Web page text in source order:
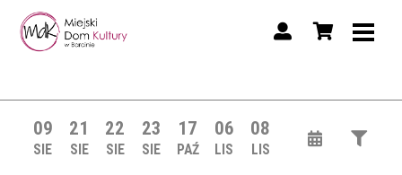
09
SIE
21
SIE
22
SIE
23
SIE
17
PAŹ
06
LIS
08
LIS